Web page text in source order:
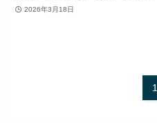
2026年3月18日
1